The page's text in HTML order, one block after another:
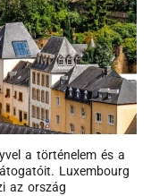
a történelem és a
Luxembourg
az ország